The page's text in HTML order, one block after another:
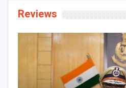
Reviews